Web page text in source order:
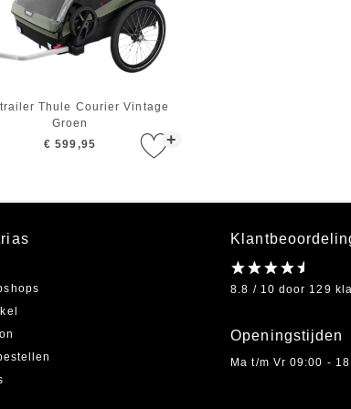
+
Thule Courier Vintage
Groen
€ 599,95
8.8 / 10 door 129
Openingstijden
Ma t/m Vr 09:00 -